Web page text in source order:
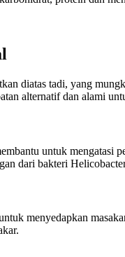
diatas tadi, yang
alternatif dan alami
untuk
dari bakteri
menyedapkan